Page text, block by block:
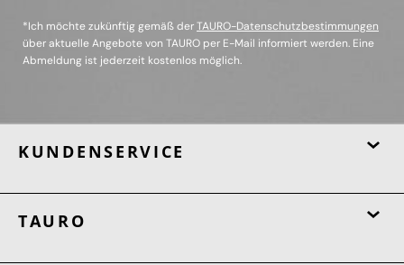
*Ich möchte zukünftig gemäß derTAURO-Datenschutzbestimmungen
über aktuelle Angebote von TAURO per E-Mail informiert werden. Eine
Abmeldung ist jederzeit kostenlos möglich.
KUNDENSERVICE
TAURO